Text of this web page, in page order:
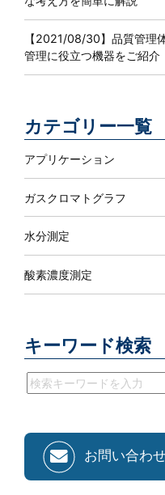
【2021/08/30】 品質管理
管理に役立つ機器をご紹介
カテゴリー一覧
アプリケーション
ガスクロマトグラフ
水分測定
酸素濃度測定
キーワード検索
お問い合わ